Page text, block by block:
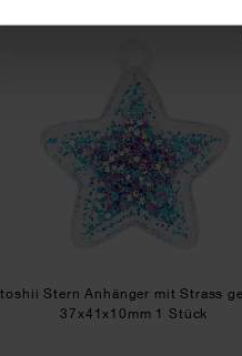
ca. 18x60mm 1 Stück
itoshii Stern
Stern Anhänger mit Strass
37x41x10mm 1 Stück